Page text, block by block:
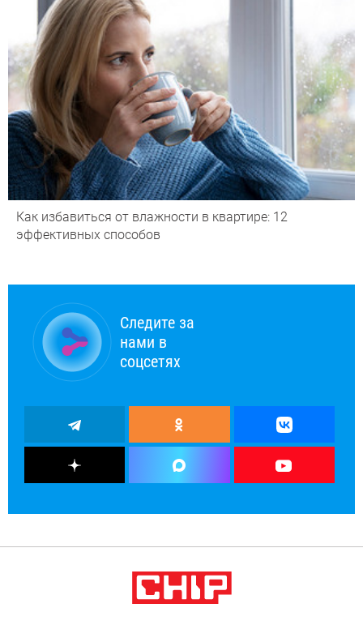
Как избавиться от влажности в квартире: 12
эффективных способов
Следите за
нами в
соцсетях